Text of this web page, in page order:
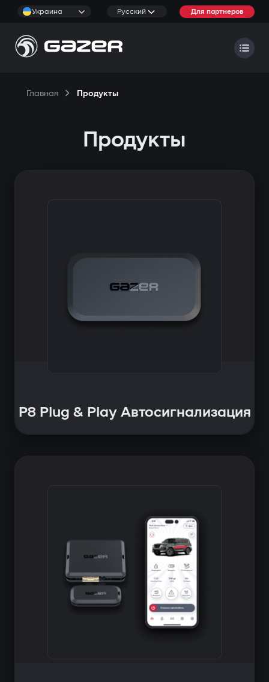
Украина Русский Для партнеров
Главная Продукты
Продукты
P8 Plug & Play Автосигнализация